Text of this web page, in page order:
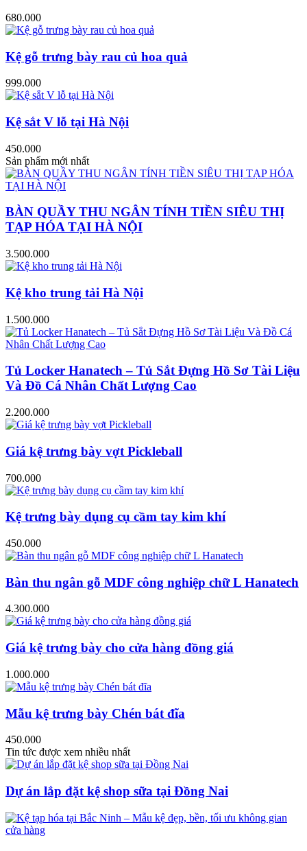
680.000
Kệ gỗ trưng bày rau củ hoa quả
999.000
Kệ sắt V lỗ tại Hà Nội
450.000
Sản phẩm mới nhất
BÀN QUẦY THU NGÂN TÍNH TIỀN SIÊU THỊ
TẠP HÓA TẠI HÀ NỘI
3.500.000
Kệ kho trung tải Hà Nội
1.500.000
Tủ Locker Hanatech – Tủ Sắt Đựng Hồ Sơ Tài Liệu
Và Đồ Cá Nhân Chất Lượng Cao
2.200.000
Giá kệ trưng bày vợt Pickleball
700.000
Kệ trưng bày dụng cụ cầm tay kim khí
450.000
Bàn thu ngân gỗ MDF công nghiệp chữ L Hanatech
4.300.000
Giá kệ trưng bày cho cửa hàng đồng giá
1.000.000
Mẫu kệ trưng bày Chén bát đĩa
450.000
Tin tức được xem nhiều nhất
Dự án lắp đặt kệ shop sữa tại Đồng Nai